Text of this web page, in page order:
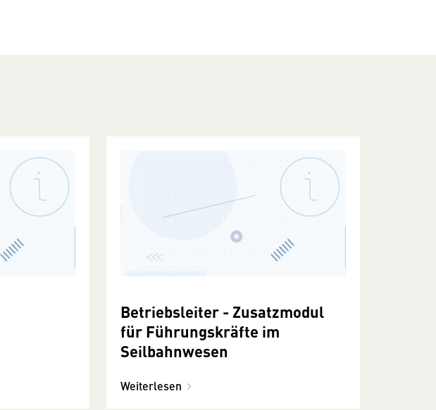
Betriebsleiter - Zusatzmodul
für Führungskräfte im
Seilbahnwesen
Weiterlesen